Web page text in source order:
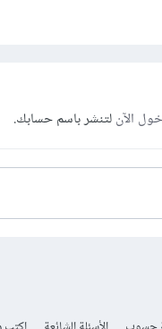
الآنلتنشر باسم حسابك.